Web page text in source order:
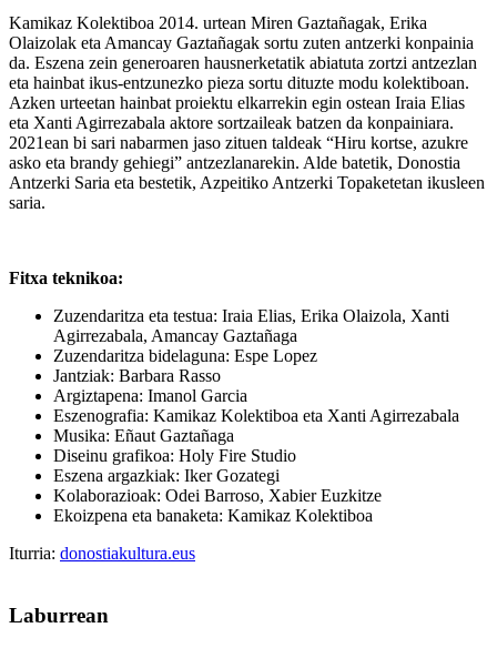
Kamikaz Kolektiboa 2014. urtean Miren Gaztañagak, Erika
Olaizolak eta Amancay Gaztañagak sortu zuten antzerki konpainia
da. Eszena zein generoaren hausnerketatik abiatuta zortzi antzezlan
eta hainbat ikus-entzunezko pieza sortu dituzte modu kolektiboan.
Azken urteetan hainbat proiektu elkarrekin egin ostean Iraia Elias
eta Xanti Agirrezabala aktore sortzaileak batzen da konpainiara.
2021ean bi sari nabarmen jaso zituen taldeak “Hiru kortse, azukre
asko eta brandy gehiegi” antzezlanarekin. Alde batetik, Donostia
Antzerki Saria eta bestetik, Azpeitiko Antzerki Topaketetan ikusleen
saria.
Fitxa teknikoa:
Zuzendaritza eta testua: Iraia Elias, Erika Olaizola, Xanti
Agirrezabala, Amancay Gaztañaga
Zuzendaritza bidelaguna: Espe Lopez
Jantziak: Barbara Rasso
Argiztapena: Imanol Garcia
Eszenografia: Kamikaz Kolektiboa eta Xanti Agirrezabala
Musika: Eñaut Gaztañaga
Diseinu grafikoa: Holy Fire Studio
Eszena argazkiak: Iker Gozategi
Kolaborazioak: Odei Barroso, Xabier Euzkitze
Ekoizpena eta banaketa: Kamikaz Kolektiboa
Iturria: donostiakultura.eus
Laburrean